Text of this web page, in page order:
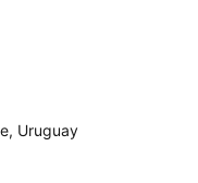
Uruguay